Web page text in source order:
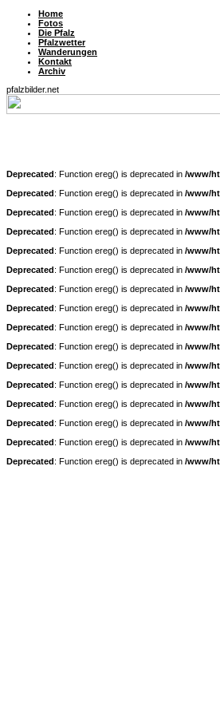
Home
Fotos
Die Pfalz
Pfalzwetter
Wanderungen
Kontakt
Archiv
pfalzbilder.net
Deprecated : Function ereg() is deprecated in /www/
Deprecated : Function ereg() is deprecated in /www/
Deprecated : Function ereg() is deprecated in /www/
Deprecated : Function ereg() is deprecated in /www/
Deprecated : Function ereg() is deprecated in /www/
Deprecated : Function ereg() is deprecated in /www/
Deprecated : Function ereg() is deprecated in /www/
Deprecated : Function ereg() is deprecated in /www/
Deprecated : Function ereg() is deprecated in /www/
Deprecated : Function ereg() is deprecated in /www/
Deprecated : Function ereg() is deprecated in /www/
Deprecated : Function ereg() is deprecated in /www/
Deprecated : Function ereg() is deprecated in /www/
Deprecated : Function ereg() is deprecated in /www/
Deprecated : Function ereg() is deprecated in /www/
Deprecated : Function ereg() is deprecated in /www/